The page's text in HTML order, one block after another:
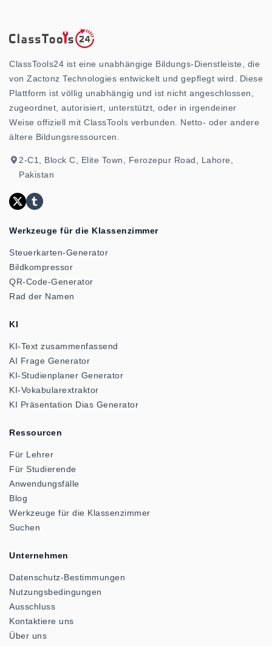
ClassTools24 ist eine unabhängige Bildungs-Dienstleiste, die
von Zactonz Technologies entwickelt und gepflegt wird. Diese
Plattform ist völlig unabhängig und ist nicht angeschlossen,
zugeordnet, autorisiert, unterstützt, oder in irgendeiner
Weise offiziell mit ClassTools verbunden. Netto- oder andere
ältere Bildungsressourcen.
2-C1, Block C, Elite Town, Ferozepur Road, Lahore,
Pakistan
Werkzeuge für die Klassenzimmer
Steuerkarten-Generator
Bildkompressor
QR-Code-Generator
Rad der Namen
KI
KI-Text zusammenfassend
AI Frage Generator
KI-Studienplaner Generator
KI-Vokabularextraktor
KI Präsentation Dias Generator
Ressourcen
Für Lehrer
Für Studierende
Anwendungsfälle
Blog
Werkzeuge für die Klassenzimmer
Suchen
Unternehmen
Datenschutz-Bestimmungen
Nutzungsbedingungen
Ausschluss
Kontaktiere uns
Über uns